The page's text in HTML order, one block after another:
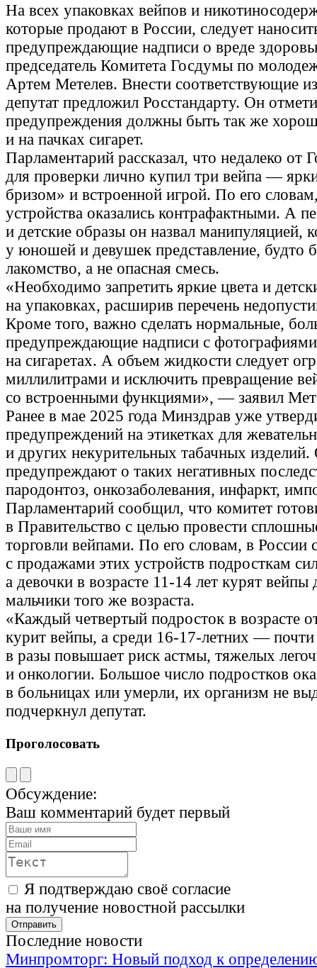
На всех упаковках вейпов и
которые продают в России, следует
предупреждающие надписи о вреде
председатель Комитета Госдумы по
Артем Метелев. Внести соответствующие
депутат предложил Росстандарту. Он
предупреждения должны быть так же
и на пачках сигарет.
Парламентарий рассказал, что недалеко от
для проверки лично купил три вейпа —
бризом» и встроенной игрой. По его
устройства оказались контрафактными. А
и детские образы он назвал манипуляцией,
у юношей и девушек представление, будто
лакомство, а не опасная смесь.
«Необходимо запретить яркие цвета и
на упаковках, расширив перечень
Кроме того, важно сделать нормальные,
предупреждающие надписи с фотографиями
на сигаретах. А объем жидкости следует
миллилитрами и исключить превращение
со встроенными функциями», — заявил
Ранее в мае 2025 года Минздрав уже
предупреждений на этикетках для
и других некурительных табачных
предупреждают о таких негативных
пародонтоз, онкозаболевания, инфаркт,
Парламентарий сообщил, что комитет
в Правительство с целью провести
торговли вейпами. По его словам, в России
с продажами этих устройств подросткам
а девочки в возрасте 11-14 лет курят
мальчики того же возраста.
«Каждый четвертый подросток в возрасте
курит вейпы, а среди 16-17-летних —
в разы повышает риск астмы, тяжелых
и онкологии. Большое число подростков
в больницах или умерли, их организм не
подчеркнул депутат.
Проголосовать
Обсуждение:
Ваш комментарий будет первый
Я подтверждаю своё согласие
на получение новостной рассылки
Последние новости
Минпромторг: Новый подход к